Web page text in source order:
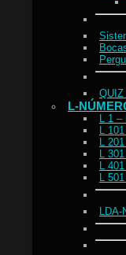
L-
L 1 –
L
L
L
L
L
LDA-